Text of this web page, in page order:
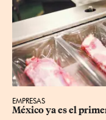
EMPRESAS
México ya es el